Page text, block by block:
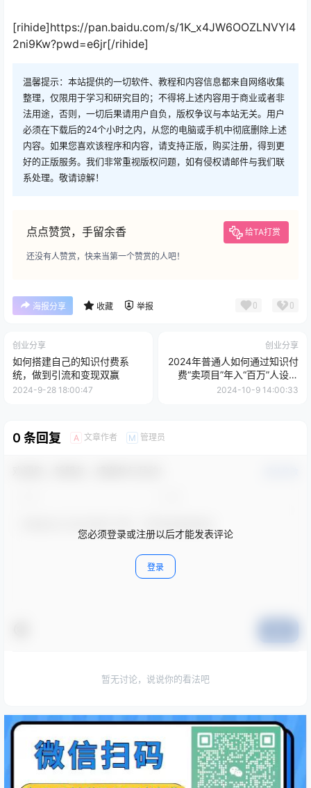
[rihide]https://pan.baidu.com/s/1K_x4JW6OOZLNVYl4
2ni9Kw?pwd=e6jr[/rihide]
温馨提示：本站提供的一切软件、教程和内容信息都来自网络收集
整理，仅限用于学习和研究目的；不得将上述内容用于商业或者非
法用途，否则，一切后果请用户自负，版权争议与本站无关。用户
必须在下载后的24个小时之内，从您的电脑或手机中彻底删除上述
内容。如果您喜欢该程序和内容，请支持正版，购买注册，得到更
好的正版服务。我们非常重视版权问题，如有侵权请邮件与我们联
系处理。敬请谅解！
点点赞赏，手留余香 给TA打赏
还没有人赞赏，快来当第一个赞赏的人吧！
海报分享 收藏 举报 0 0
创业分享
如何搭建自己的知识付费系
统，做到引流和变现双赢
2024-9-28 18:00:47
创业分享
2024年普通人如何通过知识付
费“卖项目”年入“百万”人设搭
建-黑科技...
2024-10-9 14:00:33
0 条回复 A 文章作者 M 管理员
您必须登录或注册以后才能发表评论
登录
暂无讨论，说说你的看法吧